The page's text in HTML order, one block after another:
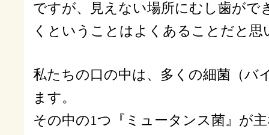
ですが、見えない場所にむし歯がで
くということはよくあることだと思
私たちの口の中は、多くの細菌（バ
ます。
その中の1つ『ミュータンス菌』が